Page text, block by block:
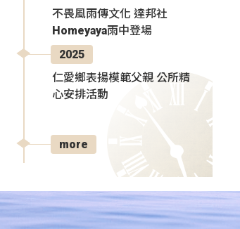
不畏風雨傳文化 達邦社
Homeyaya雨中登場
2025
仁愛鄉表揚模範父親 公所精
心安排活動
more